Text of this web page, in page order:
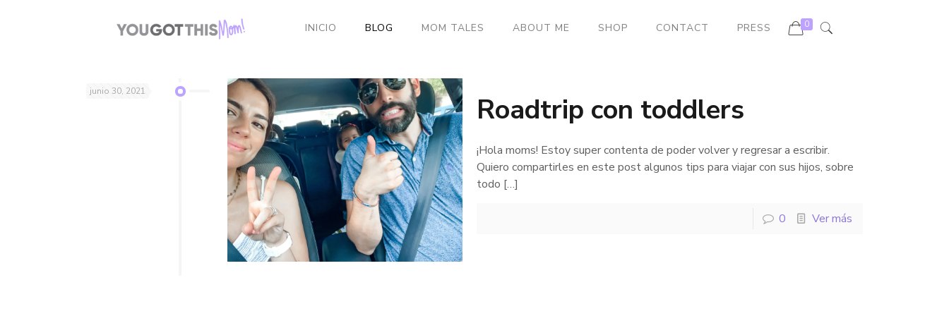
INICIO BLOG MOM TALES ABOUT ME SHOP CONTACT PRESS 0
junio 30, 2021
Roadtrip con toddlers
¡Hola moms! Estoy super contenta de poder volver y regresar a escribir.
Quiero compartirles en este post algunos tips para viajar con sus hijos, sobre
todo […]
0 Ver más